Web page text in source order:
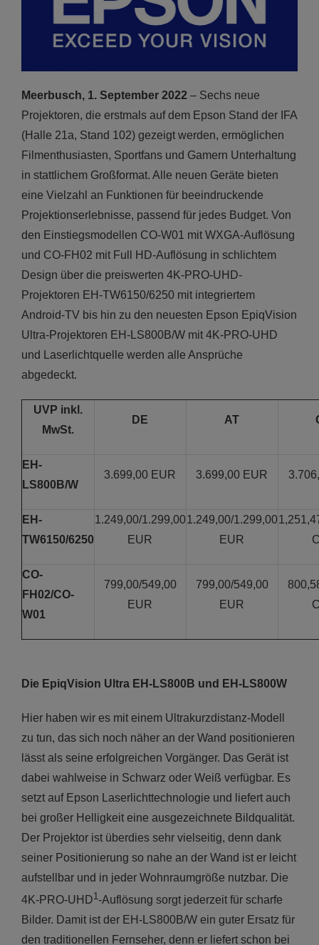
Meerbusch, 1. September 2022 – Sechs neue
Projektoren, die erstmals auf dem Epson Stand der IFA
(Halle 21a, Stand 102) gezeigt werden, ermöglichen
Filmenthusiasten, Sportfans und Gamern Unterhaltung
in stattlichem Großformat. Alle neuen Geräte bieten
eine Vielzahl an Funktionen für beeindruckende
Projektionserlebnisse, passend für jedes Budget. Von
den Einstiegsmodellen CO-W01 mit WXGA-Auflösung
und CO-FH02 mit Full HD-Auflösung in schlichtem
Design über die preiswerten 4K-PRO-UHD-
Projektoren EH-TW6150/6250 mit integriertem
Android-TV bis hin zu den neuesten Epson EpiqVision
Ultra-Projektoren EH-LS800B/W mit 4K-PRO-UHD
und Laserlichtquelle werden alle Ansprüche
abgedeckt.
UVP inkl.
MwSt.
DE AT
EH-
LS800B/W
3.699,00 EUR 3.699,00 EUR
EH-
TW6150/6250
1.249,00/1.299,00
EUR
1.249,00/1.299,00
EUR
CO-
FH02/CO-
W01
799,00/549,00
EUR
799,00/549,00
EUR
Die EpiqVision Ultra EH-LS800B und EH-LS800W
Hier haben wir es mit einem Ultrakurzdistanz-Modell
zu tun, das sich noch näher an der Wand positionieren
lässt als seine erfolgreichen Vorgänger. Das Gerät ist
dabei wahlweise in Schwarz oder Weiß verfügbar. Es
setzt auf Epson Laserlichttechnologie und liefert auch
bei großer Helligkeit eine ausgezeichnete Bildqualität.
Der Projektor ist überdies sehr vielseitig, denn dank
seiner Positionierung so nahe an der Wand ist er leicht
aufstellbar und in jeder Wohnraumgröße nutzbar. Die
4K-PRO-UHD1-Auflösung sorgt jederzeit für scharfe
Bilder. Damit ist der EH-LS800B/W ein guter Ersatz für
den traditionellen Fernseher, denn er liefert schon bei